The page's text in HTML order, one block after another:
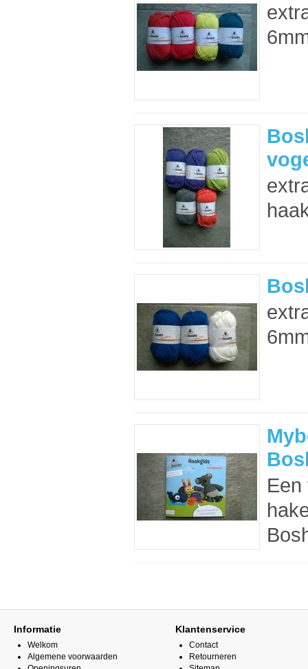
Informatie
Welkom
Algemene voorwaarden
Klantenservice
Contact
Retourneren